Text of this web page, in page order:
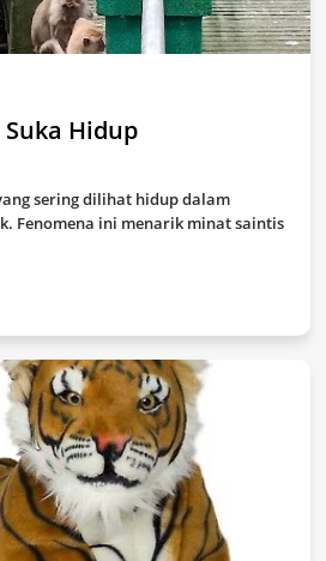
Hidup
sering dilihat hidup dalam
Fenomena ini menarik minat saintis